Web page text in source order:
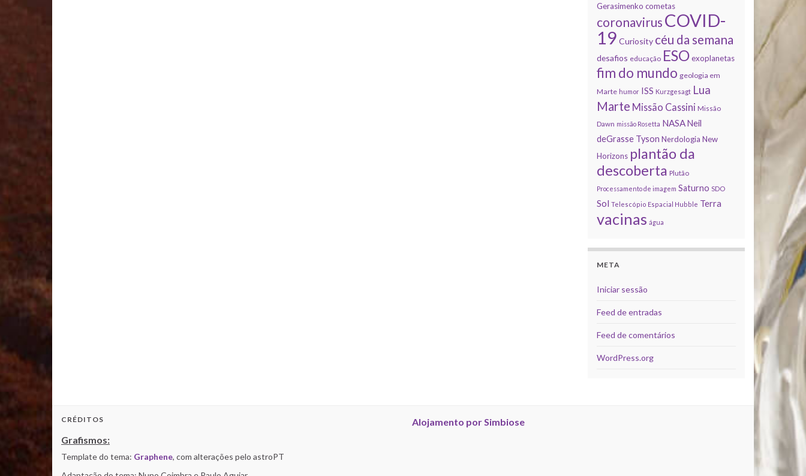
Gerasimenko cometas
coronavirus COVID-
19 Curiosity céu da semana
desafios educação ESO exoplanetas
fim do mundo geologia em
Marte humor ISS Kurzgesagt Lua
Marte Missão Cassini Missão
Dawn missão Rosetta NASA Neil
deGrasse Tyson Nerdologia New
Horizons plantão da
descoberta Plutão
Processamento de imagem Saturno SDO
Sol Telescópio Espacial Hubble Terra
vacinas água
META
Iniciar sessão
Feed de entradas
Feed de comentários
WordPress.org
CRÉDITOS
Grafismos:
Template do tema: Graphene, com alterações pelo astroPT
Alojamento por Simbiose